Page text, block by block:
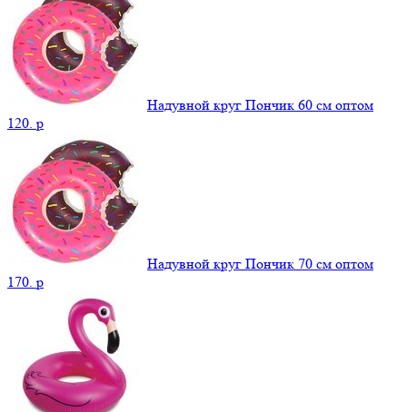
Надувной круг Пончик 60 см оптом
120. p
Надувной круг Пончик 70 см оптом
170. p